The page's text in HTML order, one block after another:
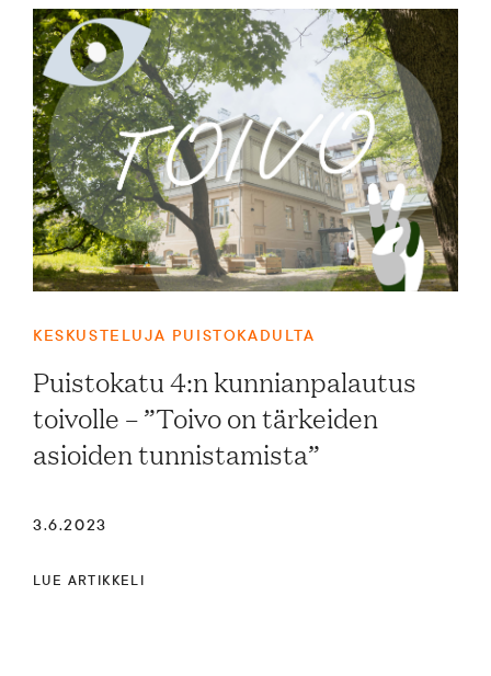
KESKUSTELUJA PUISTOKADULTA
Puistokatu 4:n kunnianpalautus
toivolle – ”Toivo on tärkeiden
asioiden tunnistamista”
3.6.2023
LUE ARTIKKELI